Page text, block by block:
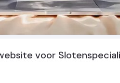
voor